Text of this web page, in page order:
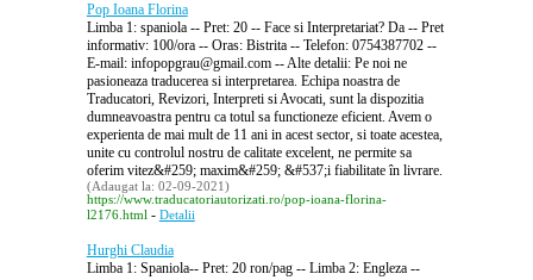
Pop Ioana Florina
Limba 1: spaniola -- Pret: 20 -- Face si Interpretariat? Da -- Pret
informativ: 100/ora -- Oras: Bistrita -- Telefon: 0754387702 --
E-mail: infopopgrau@gmail.com -- Alte detalii: Pe noi ne
pasioneaza traducerea si interpretarea. Echipa noastra de
Traducatori, Revizori, Interpreti si Avocati, sunt la dispozitia
dumneavoastra pentru ca totul sa functioneze eficient. Avem o
experienta de mai mult de 11 ani in acest sector, si toate acestea,
unite cu controlul nostru de calitate excelent, ne permite sa
oferim vitez&#259; maxim&#259; &#537;i fiabilitate în livrare.
(Adaugat la: 02-09-2021)
https://www.traducatoriautorizati.ro/pop-ioana-florina-
l2176.html- Detalii
Hurghi Claudia
Limba 1: Spaniola-- Pret: 20 ron/pag -- Limba 2: Engleza --